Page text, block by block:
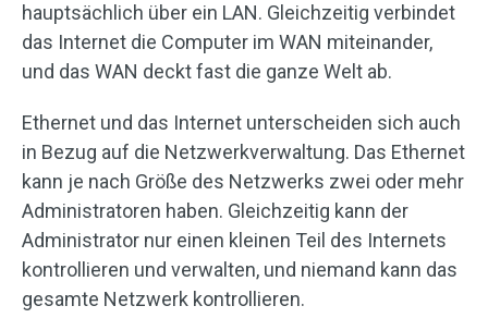
hauptsächlich über ein LAN. Gleichzeitig verbindet
das Internet die Computer im WAN miteinander,
und das WAN deckt fast die ganze Welt ab.
Ethernet und das Internet unterscheiden sich auch
in Bezug auf die Netzwerkverwaltung. Das Ethernet
kann je nach Größe des Netzwerks zwei oder mehr
Administratoren haben. Gleichzeitig kann der
Administrator nur einen kleinen Teil des Internets
kontrollieren und verwalten, und niemand kann das
gesamte Netzwerk kontrollieren.